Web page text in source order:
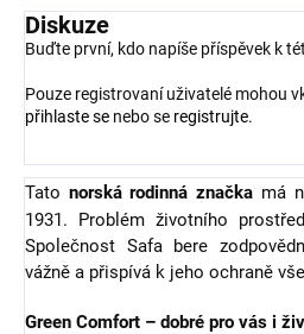
Diskuze
Buďte první, kdo napíše příspěvek k
Pouze registrovaní uživatelé mohou
přihlaste se nebo se registrujte.
Tato norská rodinná značka má
1931. Problém životního
Společnost Safa bere
vážně a přispívá k jeho ochraně
Green Comfort – dobré pro vás i